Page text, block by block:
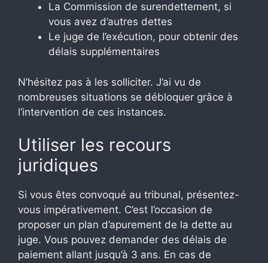
La Commission de surendettement, si
vous avez d’autres dettes
Le juge de l’exécution, pour obtenir des
délais supplémentaires
N’hésitez pas à les solliciter. J’ai vu de
nombreuses situations se débloquer grâce à
l’intervention de ces instances.
Utiliser les recours
juridiques
Si vous êtes convoqué au tribunal, présentez-
vous impérativement. C’est l’occasion de
proposer un plan d’apurement de la dette au
juge. Vous pouvez demander des délais de
paiement allant jusqu’à 3 ans. En cas de